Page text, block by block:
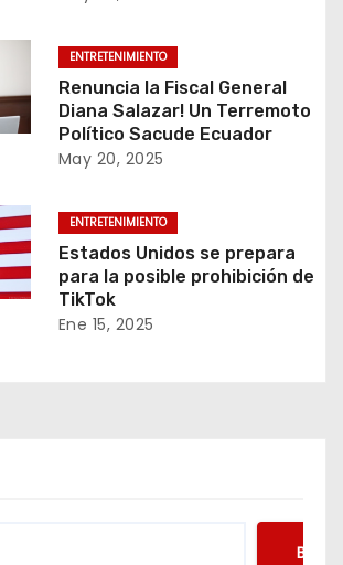
ENTRETENIMIENTO
Renuncia la Fiscal General
Diana Salazar! Un Terremoto
Político Sacude Ecuador
May 20, 2025
ENTRETENIMIENTO
Estados Unidos se prepara
para la posible prohibición de
TikTok
Ene 15, 2025